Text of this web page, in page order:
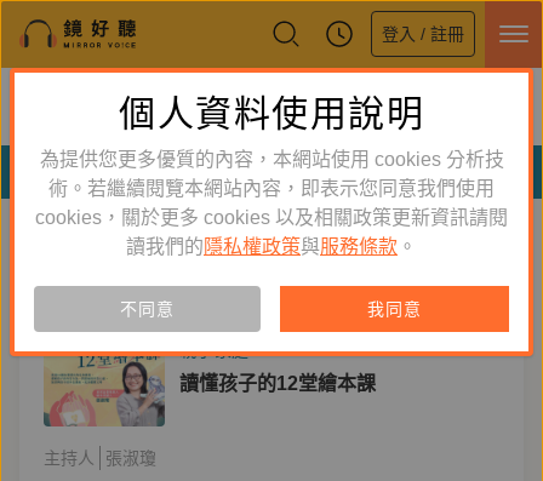
登入 / 註冊
鏡好聽全新APP上線
體驗全面升級，即刻下載
分類
聽節目 聽書
親子家庭
讀懂孩子的12堂繪本課
主持人
張淑瓊
個人資料使用說明
為提供您更多優質的內容，本網站使用 cookies 分析技
術。若繼續閱覽本網站內容，即表示您同意我們使用
cookies，關於更多 cookies 以及相關政策更新資訊請閱
讀我們的 隱私權政策與服務條款 。
不同意 我同意